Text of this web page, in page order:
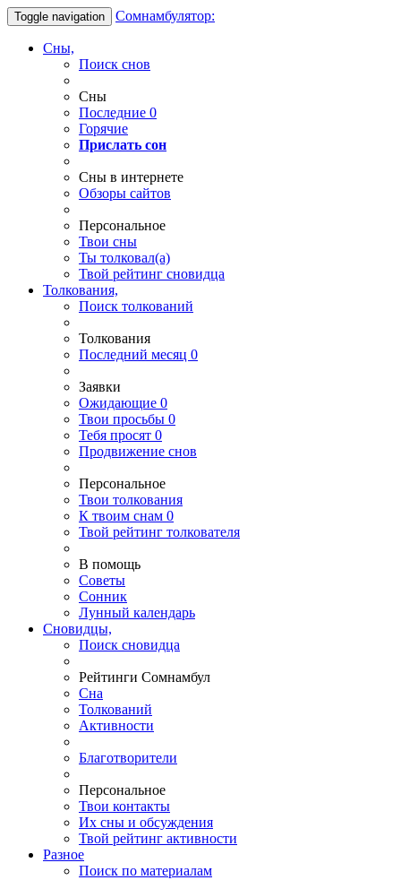
Toggle navigation Сомнамбулятор:
Сны,
Поиск снов
Сны
Последние 0
Горячие
Прислать сон
Сны в интернете
Обзоры сайтов
Персональное
Твои сны
Ты толковал(а)
Твой рейтинг сновидца
Толкования,
Поиск толкований
Толкования
Последний месяц 0
Заявки
Ожидающие 0
Твои просьбы 0
Тебя просят 0
Продвижение снов
Персональное
Твои толкования
К твоим снам 0
Твой рейтинг толкователя
В помощь
Советы
Сонник
Лунный календарь
Сновидцы,
Поиск сновидца
Рейтинги Сомнамбул
Сна
Толкований
Активности
Благотворители
Персональное
Твои контакты
Их сны и обсуждения
Твой рейтинг активности
Разное
Поиск по материалам